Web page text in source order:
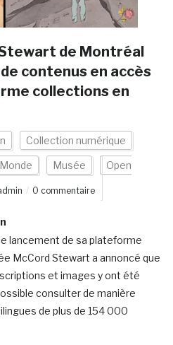
de Montréal
contenus en accès
collections en
Collection numérique
Monde Musée Open
0 commentaire
lancement de sa plateforme
McCord Stewart a annoncé que
et images y ont été
consulter de manière
de plus de 154 000